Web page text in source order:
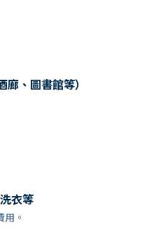
、圖書館等）
衣等
。